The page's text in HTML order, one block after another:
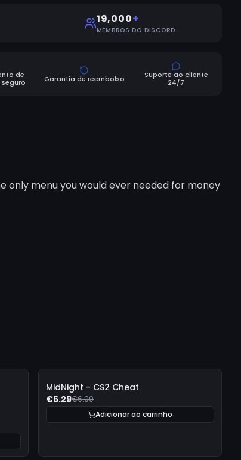
19,000+
MEMBROS DO DISCORD
de
Garantia de reembolso
Suporte ao cliente
24/7
only menu you would ever needed for money
- 10%
MidNight - CS2 Cheat
€6.29€6.99
Adicionar ao carrinho